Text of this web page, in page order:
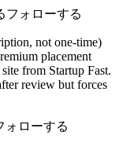
フォローする
not one-time)
placement
from Startup Fast.
review but forces
ォローする